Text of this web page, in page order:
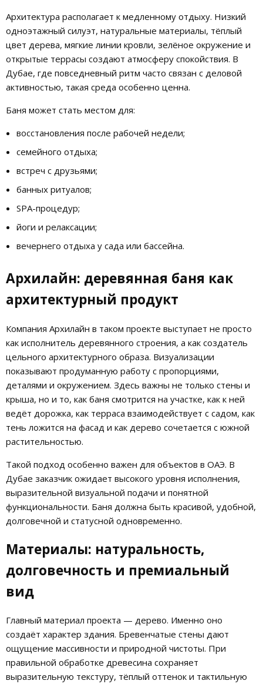
Архитектура располагает к медленному отдыху. Низкий
одноэтажный силуэт, натуральные материалы, тёплый
цвет дерева, мягкие линии кровли, зелёное окружение и
открытые террасы создают атмосферу спокойствия. В
Дубае, где повседневный ритм часто связан с деловой
активностью, такая среда особенно ценна.
Баня может стать местом для:
восстановления после рабочей недели;
семейного отдыха;
встреч с друзьями;
банных ритуалов;
SPA-процедур;
йоги и релаксации;
вечернего отдыха у сада или бассейна.
Архилайн: деревянная баня как
архитектурный продукт
Компания Архилайн в таком проекте выступает не просто
как исполнитель деревянного строения, а как создатель
цельного архитектурного образа. Визуализации
показывают продуманную работу с пропорциями,
деталями и окружением. Здесь важны не только стены и
крыша, но и то, как баня смотрится на участке, как к ней
ведёт дорожка, как терраса взаимодействует с садом, как
тень ложится на фасад и как дерево сочетается с южной
растительностью.
Такой подход особенно важен для объектов в ОАЭ. В
Дубае заказчик ожидает высокого уровня исполнения,
выразительной визуальной подачи и понятной
функциональности. Баня должна быть красивой, удобной,
долговечной и статусной одновременно.
Материалы: натуральность,
долговечность и премиальный
вид
Главный материал проекта — дерево. Именно оно
создаёт характер здания. Бревенчатые стены дают
ощущение массивности и природной чистоты. При
правильной обработке древесина сохраняет
выразительную текстуру, тёплый оттенок и тактильную